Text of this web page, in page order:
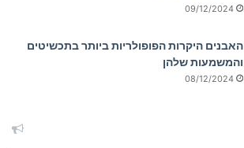
09/12/2024
האבנים היקרות הפופולריות ביותר בתכשיטים
והמשמעות שלהן
08/12/2024